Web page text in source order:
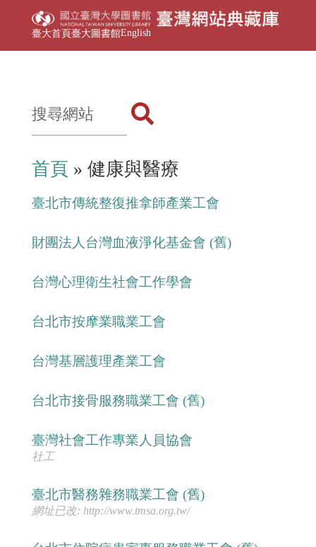
臺大首頁臺大圖書館English
首頁 » 健康與醫療
臺北市傳統整復推拿師產業工會
財團法人台灣血液淨化基金會 (舊)
台灣心理衛生社會工作學會
台北市按摩業職業工會
台灣基層護理產業工會
台北市接骨服務職業工會 (舊)
臺灣社會工作專業人員協會
社工
臺北市醫務雜務職業工會 (舊)
網址已改: http://www.tmsa.org.tw/